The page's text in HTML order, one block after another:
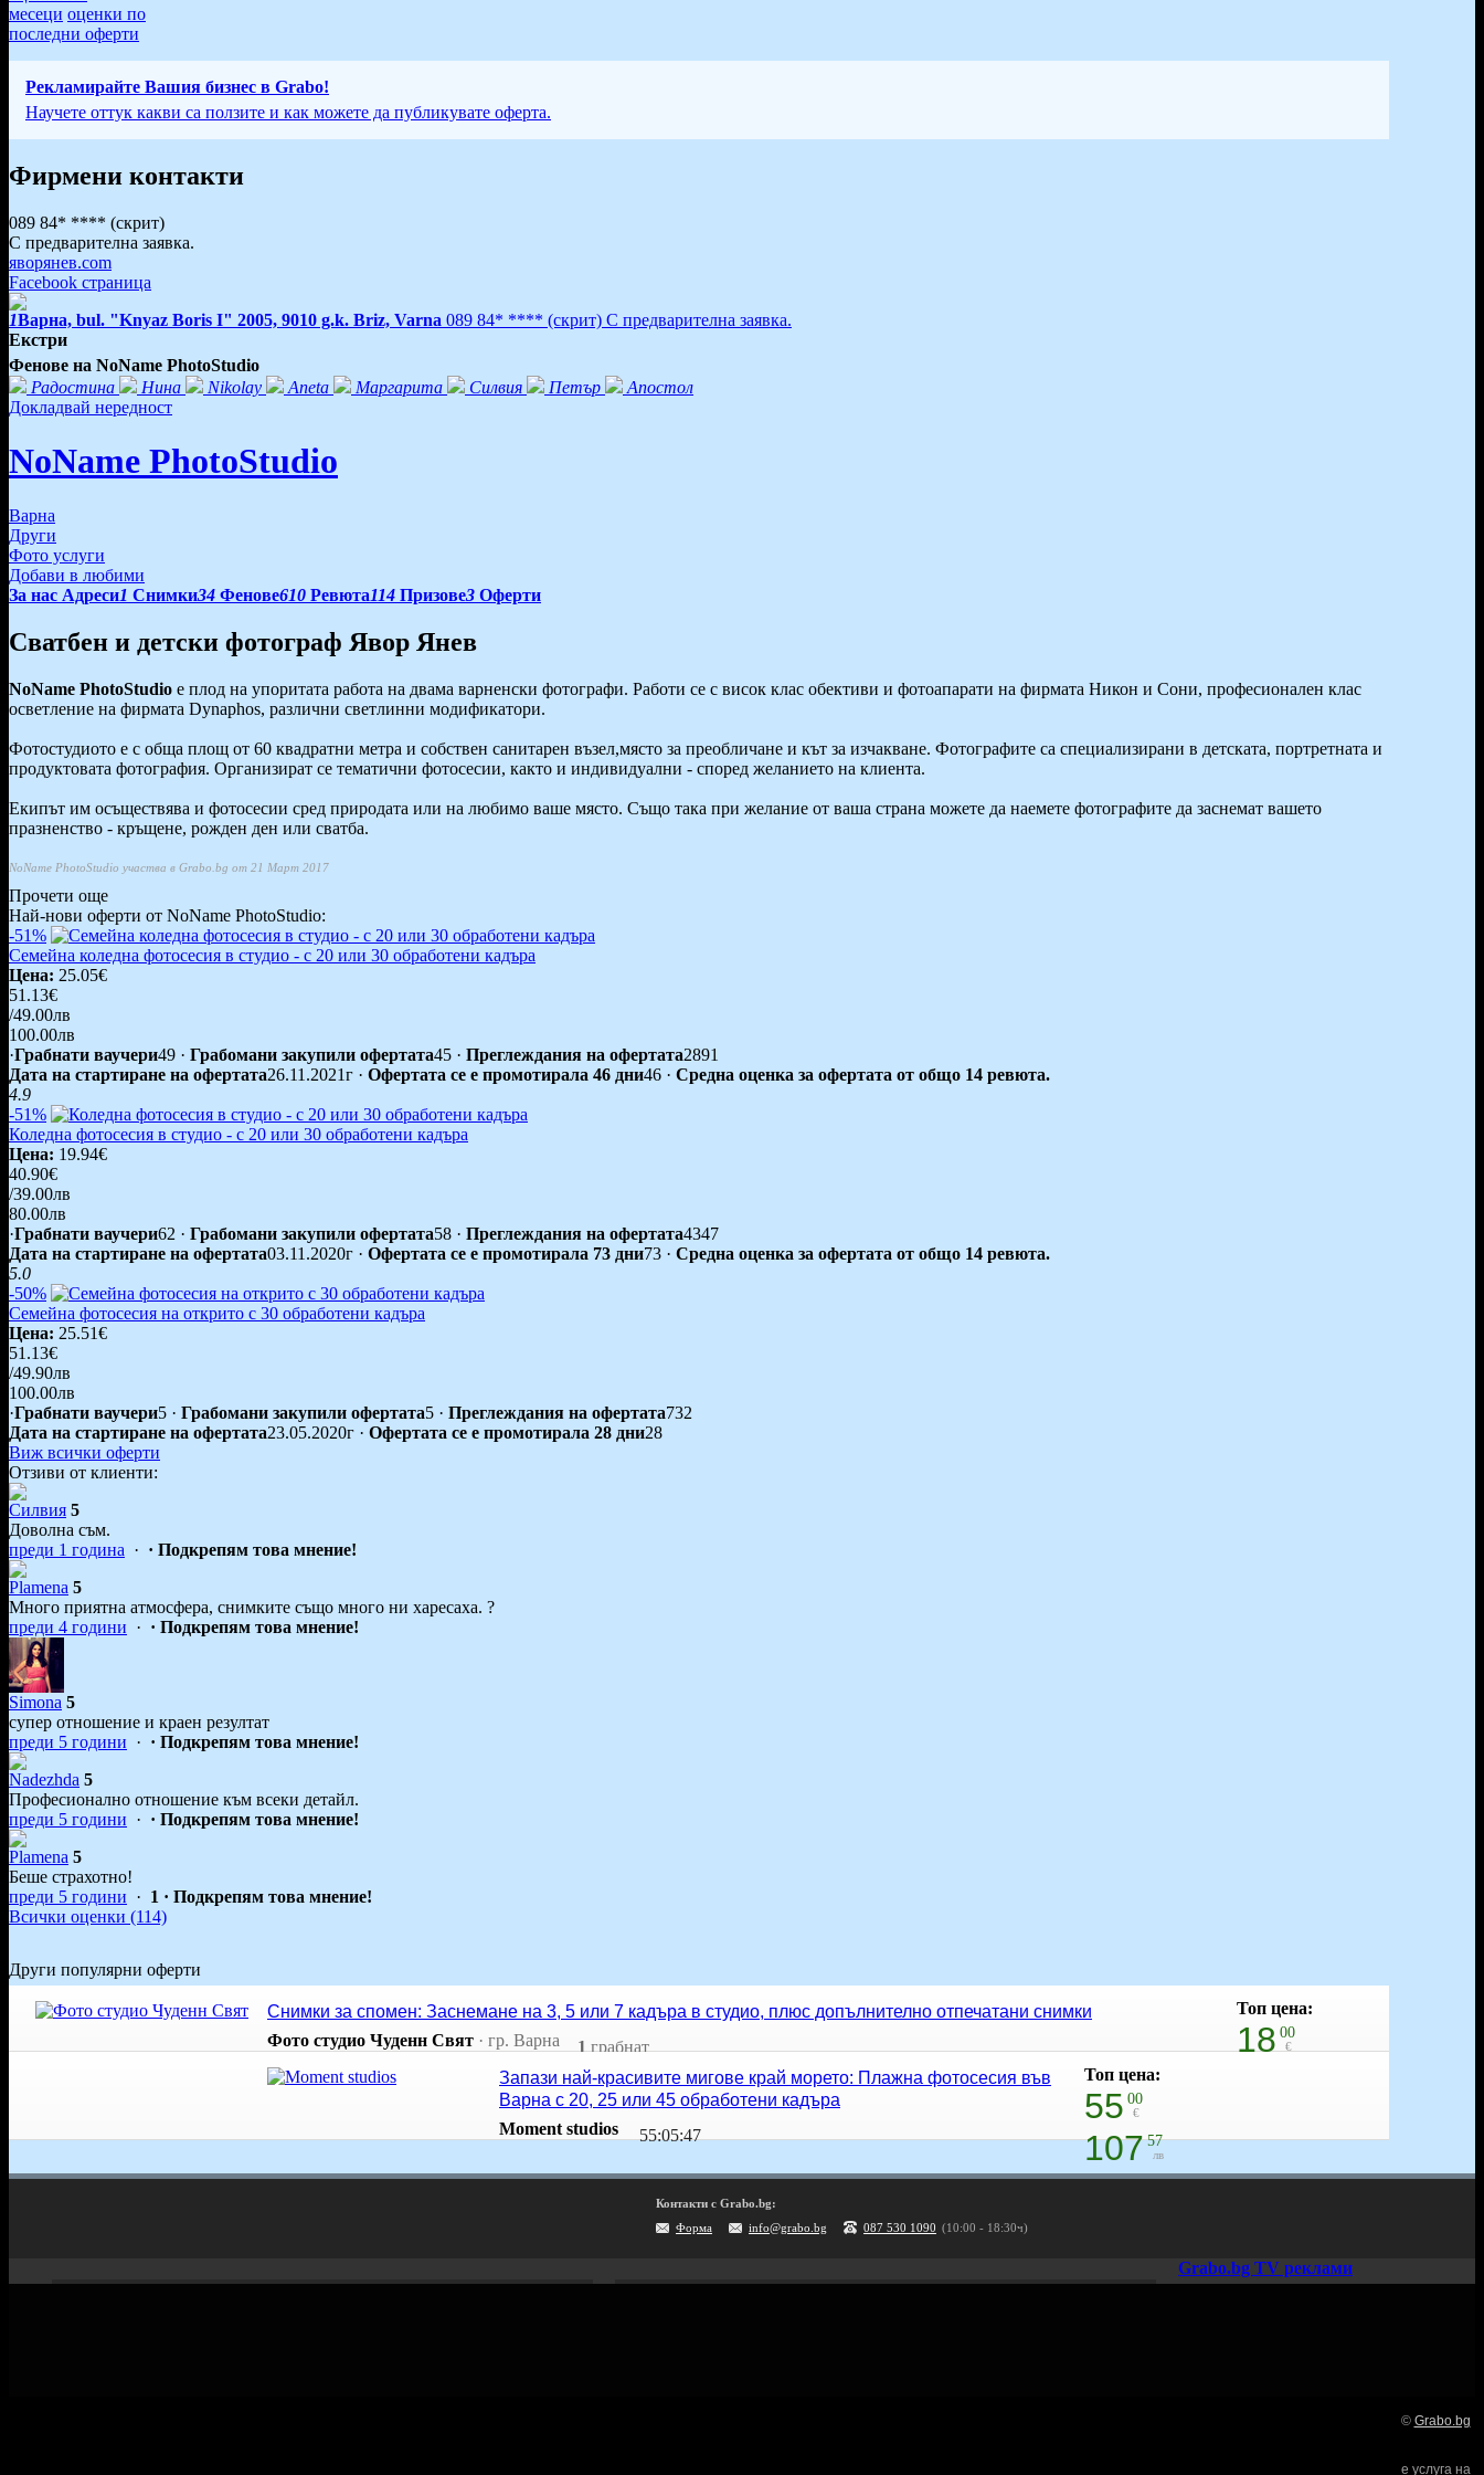
месеци оценки по
последни оферти
Рекламирайте Вашия бизнес в Grabo!
Научете оттук какви са ползите и как можете да публикувате оферта.
Фирмени контакти
089 84* **** (скрит)
С предварителна заявка.
яворянев.com
Facebook страница
1Варна, bul. "Knyaz Boris I" 2005, 9010 g.k. Briz, Varna 089 84* **** (скрит) С предварителна заявка.
Екстри
Фенове на NoName PhotoStudio
Радостина
Нина Nikolay Aneta Маргарита Силвия Петър
Апостол
Докладвай нередност
NoName PhotoStudio
Варна
Други
Фото услуги
Добави в любими
За нас Адреси1 Снимки34 Фенове610 Ревюта114 Призове3 Оферти
Сватбен и детски фотограф Явор Янев
NoName PhotoStudio е плод на упоритата работа на двама варненски фотографи. Работи се с висок клас обективи и фотоапарати на фирмата Никон и Сони, професионален клас
осветление на фирмата Dynaphos, различни светлинни модификатори.
Фотостудиото е с обща площ от 60 квадратни метра и собствен санитарен възел,място за преобличане и кът за изчакване. Фотографите са специализирани в детската, портретната и
продуктовата фотография. Организират се тематични фотосесии, както и индивидуални - според желанието на клиента.
Екипът им осъществява и фотосесии сред природата или на любимо ваше място. Също така при желание от ваша страна можете да наемете фотографите да заснемат вашето
празненство - кръщене, рожден ден или сватба.
NoName PhotoStudio участва в Grabo.bg от 21 Март 2017
Прочети още
Най-нови оферти от NoName PhotoStudio:
-51%
Семейна коледна фотосесия в студио - с 20 или 30 обработени кадъра
Цена: 25.05€
51.13€
/49.00лв
100.00лв
·Грабнати ваучери49 · Грабомани закупили офертата45 · Преглеждания на офертата2891
Дата на стартиране на офертата26.11.2021г · Офертата се е промотирала 46 дни46 · Средна оценка за офертата от общо 14 ревюта.
4.9
-51%
Коледна фотосесия в студио - с 20 или 30 обработени кадъра
Цена: 19.94€
40.90€
/39.00лв
80.00лв
·Грабнати ваучери62 · Грабомани закупили офертата58 · Преглеждания на офертата4347
Дата на стартиране на офертата03.11.2020г · Офертата се е промотирала 73 дни73 · Средна оценка за офертата от общо 14 ревюта.
5.0
-50%
Семейна фотосесия на открито с 30 обработени кадъра
Цена: 25.51€
51.13€
/49.90лв
100.00лв
·Грабнати ваучери5 · Грабомани закупили офертата5 · Преглеждания на офертата732
Дата на стартиране на офертата23.05.2020г · Офертата се е промотирала 28 дни28
Виж всички оферти
Отзиви от клиенти:
Силвия 5
Доволна съм.
преди 1 година · · Подкрепям това мнение!
Plamena 5
Много приятна атмосфера, снимките също много ни харесаха. ?
преди 4 години · · Подкрепям това мнение!
Simona 5
супер отношение и краен резултат
преди 5 години · · Подкрепям това мнение!
Nadezhda 5
Професионално отношение към всеки детайл.
преди 5 години · · Подкрепям това мнение!
Plamena 5
Беше страхотно!
преди 5 години · 1 · Подкрепям това мнение!
Всички оценки (114)
Други популярни оферти
Топ цена:
18 00
€
Снимки за спомен: Заснемане на 3, 5 или 7 кадъра в студио, плюс допълнително отпечатани снимки
Фото студио Чуденн Свят · гр. Варна 1грабнат
Топ цена:
55 00
€
107 57
лв
Запази най-красивите мигове край морето: Плажна фотосесия във
Варна с 20, 25 или 45 обработени кадъра
Moment studios
55:05:47
Контакти с Grabo.bg:
Форма
info@grabo.bg 087 530 1090 (10:00 - 18:30ч)
Grabo.bg TV реклами
© Grabo.bg
е услуга на